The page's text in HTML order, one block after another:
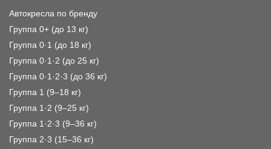
Автокресла по бренду
Группа 0+ (до 13 кг)
Группа 0·1 (до 18 кг)
Группа 0·1·2 (до 25 кг)
Группа 0·1·2·3 (до 36 кг)
Группа 1 (9–18 кг)
Группа 1·2 (9–25 кг)
Группа 1·2·3 (9–36 кг)
Группа 2·3 (15–36 кг)